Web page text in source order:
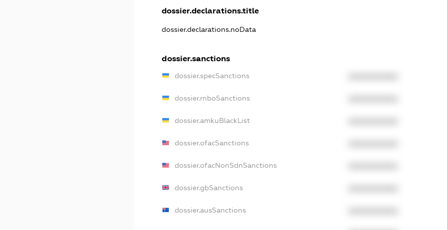
dossier.declarations.title
dossier.declarations.noData
dossier.sanctions
dossier.specSanctions
dossier.rnboSanctions
dossier.amkuBlackList
dossier.ofacSanctions
dossier.ofacNonSdnSanctions
dossier.gbSanctions
dossier.ausSanctions